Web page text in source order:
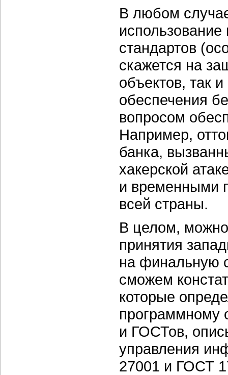
В любом
стандартов
скажется на
объектов, так
обеспечения
вопросом
Например,
банка,
хакерской
и временными
всей страны.
В целом, можно
принятия
на финальную
сможем
которые
программному
и ГОСТов,
управления
27001 и ГОСТ